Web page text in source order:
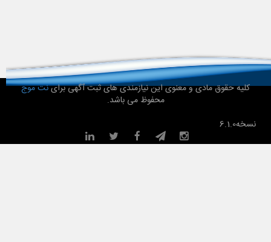
کلیه حقوق مادی و معنوی این نیازمندی های ثبت آگهی براینت موج
محفوظ می باشد.
نسخه6.1.0